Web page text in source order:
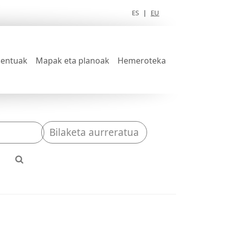
ES | EU
Mapak eta planoak Hemeroteka
Bilaketa aurreratua